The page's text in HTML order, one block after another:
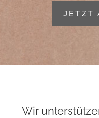
JETZT
Wir